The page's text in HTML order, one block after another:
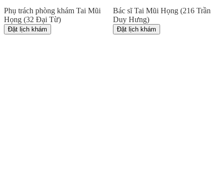
Phụ trách phòng khám Tai Mũi
Họng (32 Đại Từ)
Đặt lịch khám
Bác sĩ Tai Mũi Họng (216 Trần
Duy Hưng)
Đặt lịch khám